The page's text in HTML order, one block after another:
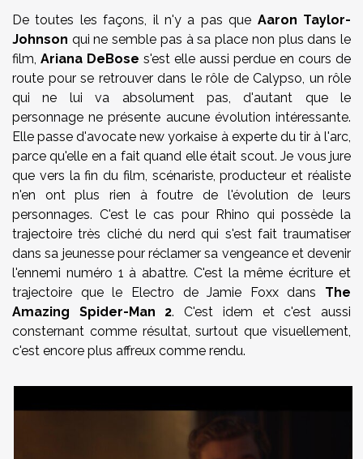
De toutes les façons, il n'y a pas que Aaron Taylor-
Johnson qui ne semble pas à sa place non plus dans le
film, Ariana DeBose s'est elle aussi perdue en cours de
route pour se retrouver dans le rôle de Calypso, un rôle
qui ne lui va absolument pas, d'autant que le
personnage ne présente aucune évolution intéressante.
Elle passe d'avocate new yorkaise à experte du tir à l'arc,
parce qu'elle en a fait quand elle était scout. Je vous jure
que vers la fin du film, scénariste, producteur et réaliste
n'en ont plus rien à foutre de l'évolution de leurs
personnages. C'est le cas pour Rhino qui possède la
trajectoire très cliché du nerd qui s'est fait traumatiser
dans sa jeunesse pour réclamer sa vengeance et devenir
l'ennemi numéro 1 à abattre. C'est la même écriture et
trajectoire que le Electro de Jamie Foxx dans The
Amazing Spider-Man 2. C'est idem et c'est aussi
consternant comme résultat, surtout que visuellement,
c'est encore plus affreux comme rendu.